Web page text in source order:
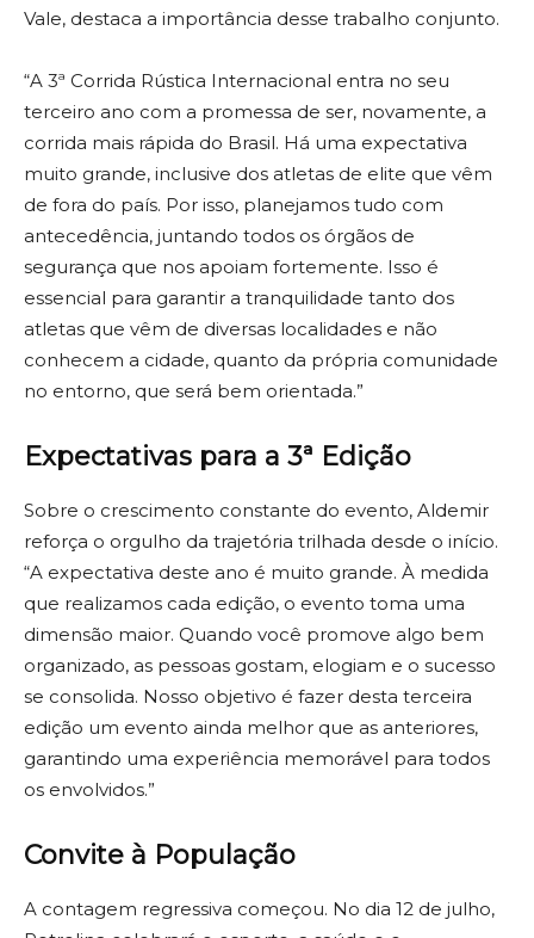
Vale, destaca a importância desse trabalho conjunto.
“A 3ª Corrida Rústica Internacional entra no seu
terceiro ano com a promessa de ser, novamente, a
corrida mais rápida do Brasil. Há uma expectativa
muito grande, inclusive dos atletas de elite que vêm
de fora do país. Por isso, planejamos tudo com
antecedência, juntando todos os órgãos de
segurança que nos apoiam fortemente. Isso é
essencial para garantir a tranquilidade tanto dos
atletas que vêm de diversas localidades e não
conhecem a cidade, quanto da própria comunidade
no entorno, que será bem orientada.”
Expectativas para a 3ª Edição
Sobre o crescimento constante do evento, Aldemir
reforça o orgulho da trajetória trilhada desde o início.
“A expectativa deste ano é muito grande. À medida
que realizamos cada edição, o evento toma uma
dimensão maior. Quando você promove algo bem
organizado, as pessoas gostam, elogiam e o sucesso
se consolida. Nosso objetivo é fazer desta terceira
edição um evento ainda melhor que as anteriores,
garantindo uma experiência memorável para todos
os envolvidos.”
Convite à População
A contagem regressiva começou. No dia 12 de julho,